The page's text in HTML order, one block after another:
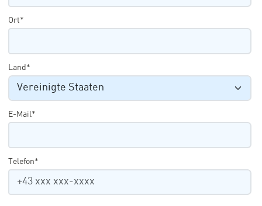
Ort*
Land*
E-Mail*
Telefon*